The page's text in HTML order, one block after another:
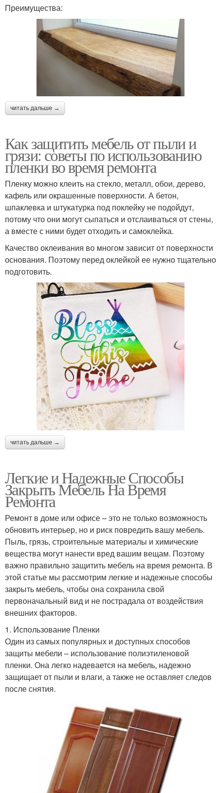
Преимущества:
читать дальше →
Как защитить мебель от пыли и
грязи: советы по использованию
пленки во время ремонта
Пленку можно клеить на стекло, металл, обои, дерево,
кафель или окрашенные поверхности. А бетон,
шпаклевка и штукатурка под поклейку не подойдут,
потому что они могут сыпаться и отслаиваться от стены,
а вместе с ними будет отходить и самоклейка.
Качество оклеивания во многом зависит от поверхности
основания. Поэтому перед оклейкой ее нужно тщательно
подготовить.
читать дальше →
Легкие и Надежные Способы
Закрыть Мебель На Время
Ремонта
Ремонт в доме или офисе – это не только возможность
обновить интерьер, но и риск повредить вашу мебель.
Пыль, грязь, строительные материалы и химические
вещества могут нанести вред вашим вещам. Поэтому
важно правильно защитить мебель на время ремонта. В
этой статье мы рассмотрим легкие и надежные способы
закрыть мебель, чтобы она сохранила свой
первоначальный вид и не пострадала от воздействия
внешних факторов.
1. Использование Пленки
Один из самых популярных и доступных способов
защиты мебели – использование полиэтиленовой
пленки. Она легко надевается на мебель, надежно
защищает от пыли и влаги, а также не оставляет следов
после снятия.